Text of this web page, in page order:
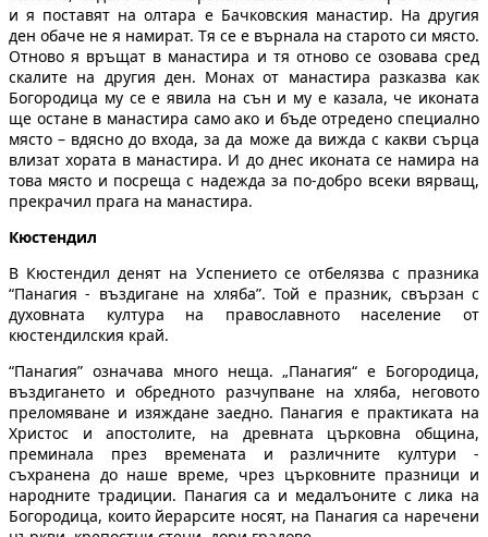
и я поставят на олтара е Бачковския манастир. На другия
ден обаче не я намират. Тя се е върнала на старото си място.
Отново я връщат в манастира и тя отново се озовава сред
скалите на другия ден. Монах от манастира разказва как
Богородица му се е явила на сън и му е казала, че иконата
ще остане в манастира само ако и бъде отредено специално
място – вдясно до входа, за да може да вижда с какви сърца
влизат хората в манастира. И до днес иконата се намира на
това място и посреща с надежда за по-добро всеки вярващ,
прекрачил прага на манастира.
Кюстендил
В Кюстендил денят на Успението се отбелязва с празника
“Панагия - въздигане на хляба”. Той е празник, свързан с
духовната култура на православното население от
кюстендилския край.
“Панагия” означава много неща. „Панагия“ е Богородица,
въздигането и обредното разчупване на хляба, неговото
преломяване и изяждане заедно. Панагия е практиката на
Христос и апостолите, на древната църковна община,
преминала през времената и различните култури -
съхранена до наше време, чрез църковните празници и
народните традиции. Панагия са и медалъоните с лика на
Богородица, които йерарсите носят, на Панагия са наречени